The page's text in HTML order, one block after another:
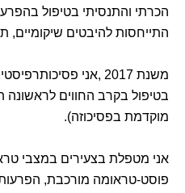
הכרתי והתנסיתי בטיפול
התייחסות להיבטים שיקומיים,
משנת 2017 ,אני
בטיפול בקרב החווים לראשונה
מוקדמת בפסיכוזה).
אני מטפלת בצעירים במצבי
פוסט-טראומה מורכבת, הפרעות